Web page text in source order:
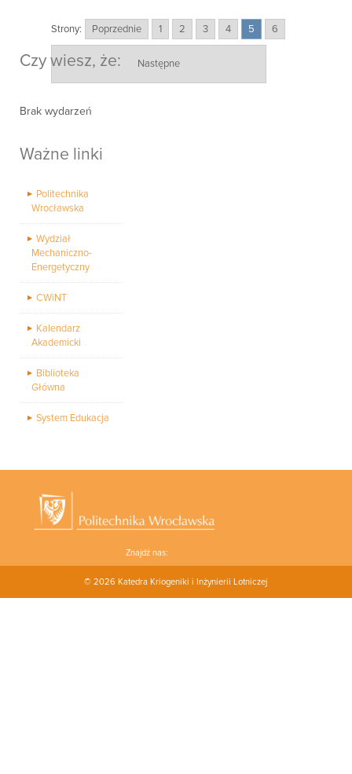
Strony: Poprzednie 1 2 3 4 5 6
Następne
Czy wiesz, że:
Brak wydarzeń
Ważne linki
Politechnika
Wrocławska
Wydział
Mechaniczno-
Energetyczny
CWiNT
Kalendarz
Akademicki
Biblioteka
Główna
System Edukacja
Znajdź nas:
© 2026 Katedra Kriogeniki i Inżynierii Lotniczej